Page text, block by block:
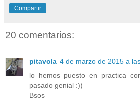
Compartir
20 comentarios:
pitavola 4 de marzo de 2015 a
lo hemos puesto en practica
pasado genial :))
Bsos